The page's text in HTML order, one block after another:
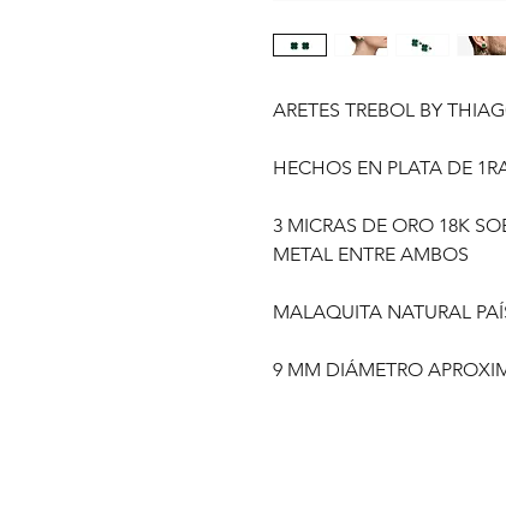
ARETES TREBOL BY
HECHOS EN PLATA DE
3 MICRAS DE ORO 18K
METAL ENTRE AMBOS
MALAQUITA NATURAL
9 MM DIÁMETRO